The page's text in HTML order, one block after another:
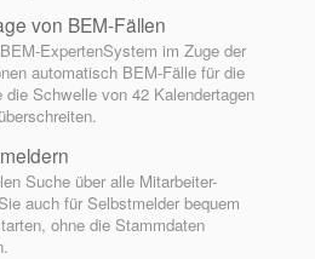
von BEM-Fällen
ExpertenSystem im Zuge der
automatisch BEM-Fälle für die
Schwelle von 42 Kalendertagen
Suche über alle Mitarbeiter-
auch für Selbstmelder bequem
ohne die Stammdaten